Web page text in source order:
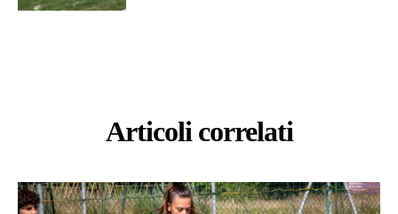
Articoli correlati